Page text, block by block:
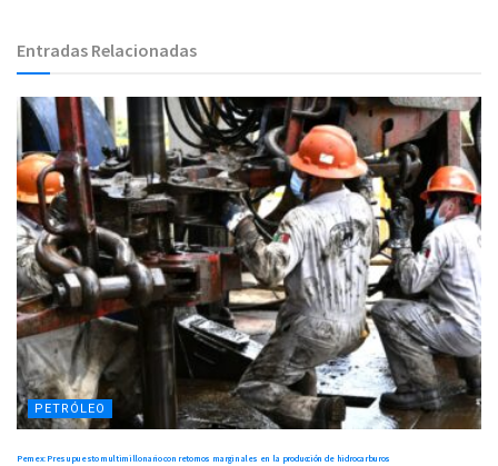
Entradas Relacionadas
PETRÓLEO
Pemex: Presupuesto multimillonario con retornos marginales en la producción de hidrocarburos